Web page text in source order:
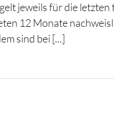
jeweils für die letzten
12 Monate
sind bei [...]